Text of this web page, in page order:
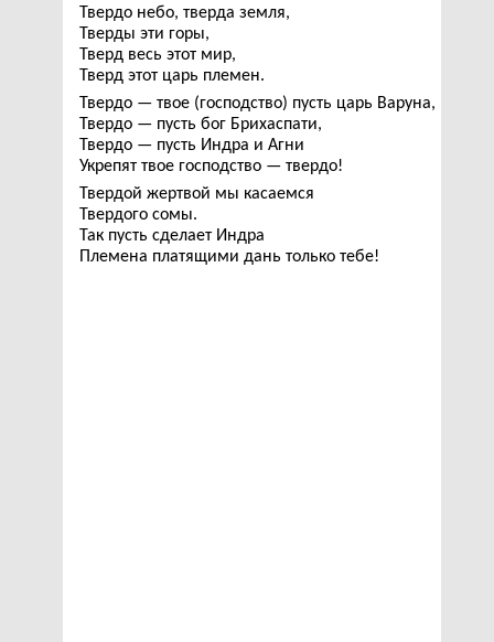
Твердо небо, тверда земля,
Тверды эти горы,
Тверд весь этот мир,
Тверд этот царь племен.
Твердо — твое (господство) пусть царь Варуна,
Твердо — пусть бог Брихаспати,
Твердо — пусть Индра и Агни
Укрепят твое господство — твердо!
Твердой жертвой мы касаемся
Твердого сомы.
Так пусть сделает Индра
Племена платящими дань только тебе!